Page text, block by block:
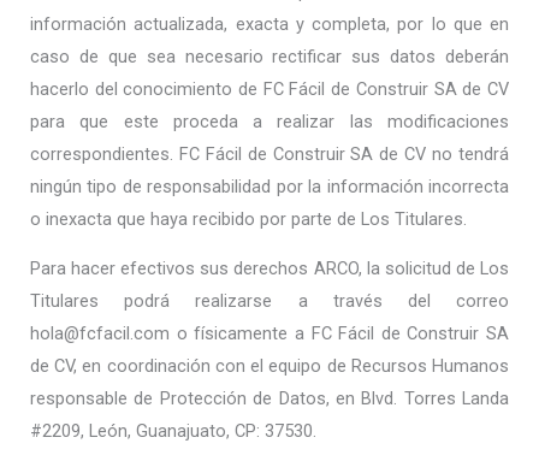
información actualizada, exacta y completa, por lo que en
caso de que sea necesario rectificar sus datos deberán
hacerlo del conocimiento de FC Fácil de Construir SA de CV
para que este proceda a realizar las modificaciones
correspondientes. FC Fácil de Construir SA de CV no tendrá
ningún tipo de responsabilidad por la información incorrecta
o inexacta que haya recibido por parte de Los Titulares.
Para hacer efectivos sus derechos ARCO, la solicitud de Los
Titulares podrá realizarse a través del correo
hola@fcfacil.com o físicamente a FC Fácil de Construir SA
de CV, en coordinación con el equipo de Recursos Humanos
responsable de Protección de Datos, en Blvd. Torres Landa
#2209, León, Guanajuato, CP: 37530.